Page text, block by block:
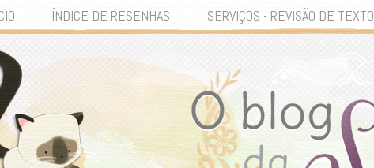
ÍNDICE DE RESENHAS SERVIÇOS - REVISÃO DE TEXTO